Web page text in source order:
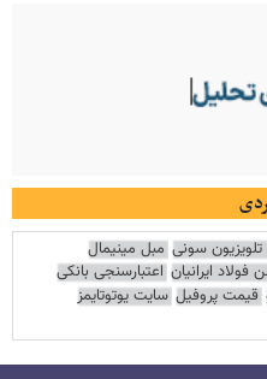
سونی مبل مینیمال
ایرانیان اعتبارسنجی بانکی
قیمت پروفیل سایت یوتوتایمز